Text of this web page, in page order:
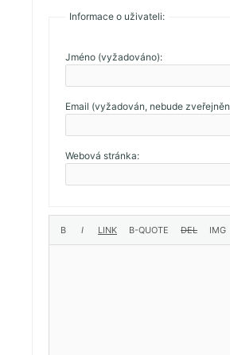
Informace o uživateli:
Jméno (vyžadováno):
Email (vyžadován, nebude
Webová stránka: